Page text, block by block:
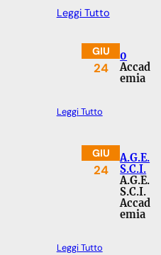
Leggi Tutto
GIU
24
0
Accad
emia
Leggi Tutto
GIU
24
A.G.E.
S.C.I.
A.G.E.
S.C.I.
Accad
emia
Leggi Tutto